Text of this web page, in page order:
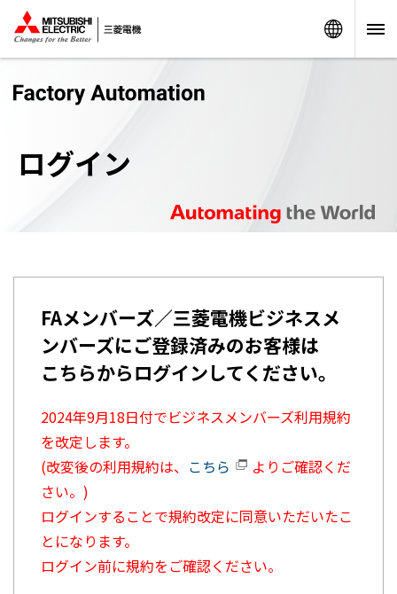
ログイン
FAメンバーズ／三菱電機ビジネスメ
ンバーズにご登録済みのお客様は
こちらからログインしてください。
2024年9月18日付でビジネスメンバーズ利用規約
を改定します。
(改変後の利用規約は、 こちら
よりご確認くだ
さい。)
ログインすることで規約改定に同意いただいたこ
とになります。
ログイン前に規約をご確認ください。